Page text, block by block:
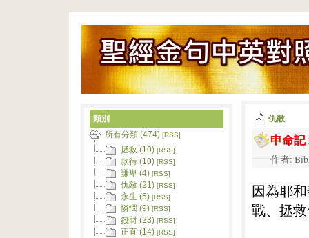
仇敵
申命記
作者:
因為耶
戰、拯
類別
所有分類 (474) [RSS]
拯救 (10) [RSS]
款待 (10) [RSS]
謙卑 (4) [RSS]
仇敵 (21) [RSS]
永生 (5) [RSS]
憐憫 (9) [RSS]
錢財 (23) [RSS]
正直 (14) [RSS]